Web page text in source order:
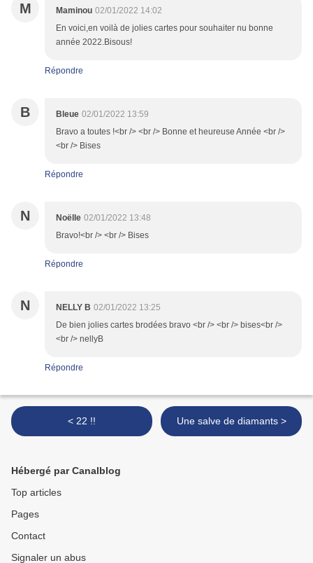
M Maminou 02/01/2022 14:02
En voici,en voilà de jolies cartes pour souhaiter nu bonne
année 2022.Bisous!
Répondre
B Bleue 02/01/2022 13:59
Bravo a toutes !<br /> <br /> Bonne et heureuse Année <br />
<br /> Bises
Répondre
N Noëlle 02/01/2022 13:48
Bravo!<br /> <br /> Bises
Répondre
N NELLY B 02/01/2022 13:25
De bien jolies cartes brodées bravo <br /> <br /> bises<br />
<br /> nellyB
Répondre
< 22 !! Une salve de diamants >
Hébergé par Canalblog
Top articles
Pages
Contact
Signaler un abus